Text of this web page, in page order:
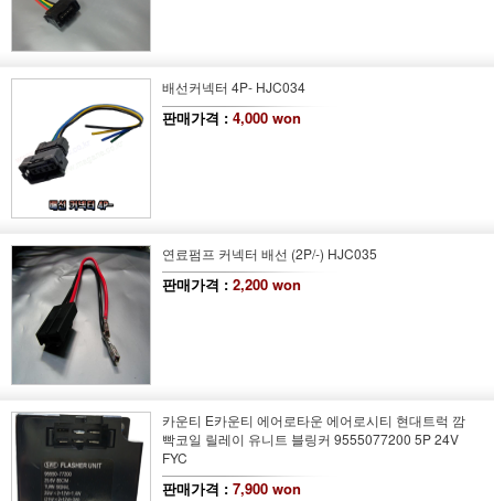
배선커넥터 4P- HJC034
판매가격 : 4,000 won
연료펌프 커넥터 배선 (2P/-) HJC035
판매가격 : 2,200 won
카운티 E카운티 에어로타운 에어로시티 현대트럭 깜
빡코일 릴레이 유니트 블링커 9555077200 5P 24V
FYC
판매가격 : 7,900 won